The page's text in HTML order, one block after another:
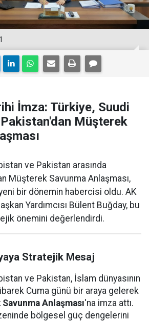
İmza: Türkiye, Suudi
Müşterek
ve Pakistan arasında
Müşterek Savunma Anlaşması,
bir dönemin habercisi oldu. AK
Yardımcısı Bülent Buğday, bu
önemini değerlendirdi.
Stratejik Mesaj
ve Pakistan, İslam dünyasının
Cuma günü bir araya gelerek
Anlaşması'na imza attı.
bölgesel güç dengelerini